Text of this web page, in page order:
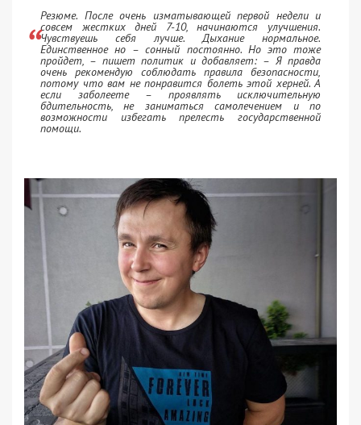
Резюме. После очень изматывающей первой недели и
совсем жестких дней 7-10, начинаются улучшения.
Чувствуешь себя лучше. Дыхание нормальное.
Единственное но – сонный постоянно. Но это тоже
пройдет, – пишет политик и добавляет: – Я правда
очень рекомендую соблюдать правила безопасности,
потому что вам не понравится болеть этой херней. А
если заболеете – проявлять исключительную
бдительность, не заниматься самолечением и по
возможности избегать прелесть государственной
помощи.